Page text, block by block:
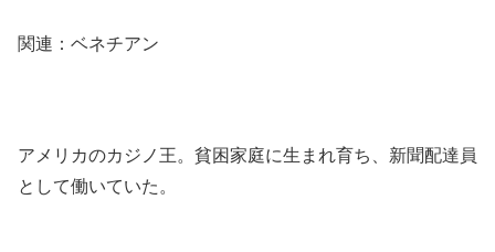
関連：ベネチアン
アメリカのカジノ王。貧困家庭に生まれ育ち、新聞配達員
として働いていた。